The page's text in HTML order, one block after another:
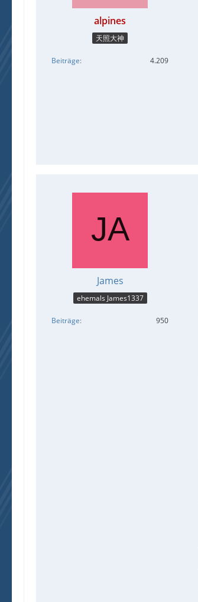
alpines
天照大神
Beiträge 4.209
James
ehemals James1337
Beiträge 950